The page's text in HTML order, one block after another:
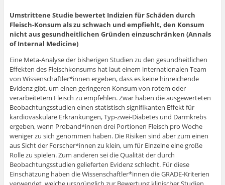
Umstrittene Studie bewertet Indizien für Schäden durch
Fleisch-Konsum als zu schwach und empfiehlt, den Konsum
nicht aus gesundheitlichen Gründen einzuschränken (Annals
of Internal Medicine)
Eine Meta-Analyse der bisherigen Studien zu den gesundheitlichen
Effekten des Fleischkonsums hat laut einem internationalen Team
von Wissenschaftler*innen ergeben, dass es keine hinreichende
Evidenz gibt, um einen geringeren Konsum von rotem oder
verarbeitetem Fleisch zu empfehlen. Zwar haben die ausgewerteten
Beobachtungsstudien einen statistisch signifikanten Effekt für
kardiovaskuläre Erkrankungen, Typ-zwei-Diabetes und Darmkrebs
ergeben, wenn Proband*innen drei Portionen Fleisch pro Woche
weniger zu sich genommen haben. Die Risiken sind aber zum einen
aus Sicht der Forscher*innen zu klein, um für Einzelne eine große
Rolle zu spielen. Zum anderen sei die Qualität der durch
Beobachtungsstudien gelieferten Evidenz schlecht. Für diese
Einschätzung haben die Wissenschaftler*innen die GRADE-Kriterien